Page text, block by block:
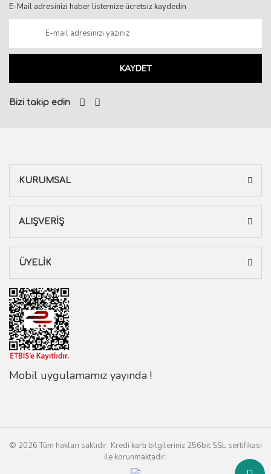
E-Mail adresinizi haber listemize ücretsiz kaydedin
KAYDET
Bizi takip edin
KURUMSAL
ALIŞVERİŞ
ÜYELİK
Mobil uygulamamız yayında !
© 2026 Tüm hakları saklıdır. Kredi kartı bilgileriniz 256bit SSL sertifikası
ile korunmaktadır.